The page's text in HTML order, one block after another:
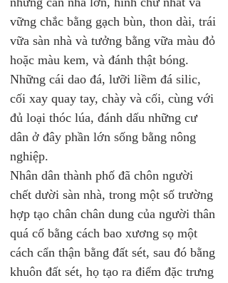
vững chắc bằng gạch bùn, thon dài, trái
vữa sàn nhà và tưởng bằng vữa màu đỏ
hoặc màu kem, và đánh thật bóng.
Những cái dao đá, lưỡi liềm đá silic,
cối xay quay tay, chày và cối, cùng với
đủ loại thóc lúa, đánh dấu những cư
dân ở đây phần lớn sống bằng nông
nghiệp.
Nhân dân thành phố đã chôn người
chết dười sàn nhà, trong một số trường
hợp tạo chân chân dung của người thân
quá cố bằng cách bao xương sọ một
cách cẩn thận bằng đất sét, sau đó bằng
khuôn đất sét, họ tạo ra điểm đặc trưng